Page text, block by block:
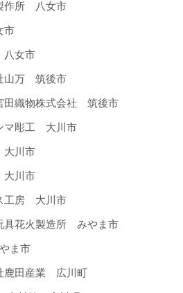
作所 八女市
市
女市
山万 筑後市
織物株式会社 筑後市
マ彫工 大川市
川市
川市
工房 大川市
花火製造所 みやま市
ま市
鹿田産業 広川町